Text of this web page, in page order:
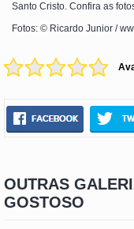
Santo Cristo. Confira as
Fotos: © Ricardo Junior /
OUTRAS
GOSTOSO